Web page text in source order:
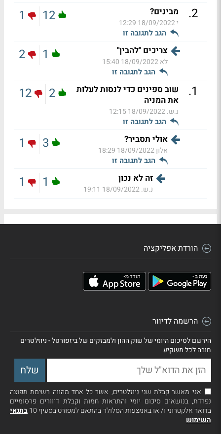
2
. מבינים?
י18/09/2022 12:29
הגב לתגובה זו
12
1
צריכים "להבין"
לא18/09/2022 15:40
הגב לתגובה זו
1
2
1
.
שוב ספינים כדי לנסות לעלות
את המניה
נ.ש.18/09/2022 12:15
הגב לתגובה זו
2
12
אולי תסביר?
אלון18/09/2022 18:29
הגב לתגובה זו
3
1
זה לא נכון
נ.ש.18/09/2022 19:11
1
1
הורדת אפליקציה
הרשמה לדיוור
הירשם לסיכום היומי של שוק ההון ולמבזקים של ביזפורטל - ניוזלטרים
חובה לכל משקיע
אני מאשר קבלת שני ניוזלטרים, אשר כל אחד מהווה רשימת תפוצה
נפרדת, בנושאים סיכום יומי והתראות חמות וקבלת דיוורים פרסומיים
בדואר אלקטרוני ו/ או באמצעות הסלולר בהתאם למפורט בסעיף 10
בתנאי
השימוש